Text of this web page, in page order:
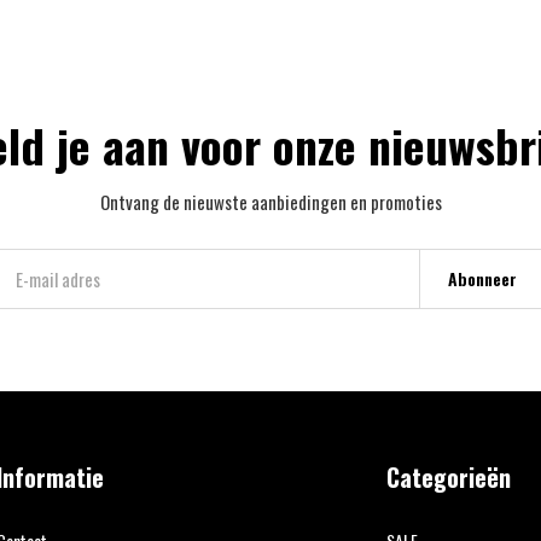
je aan voor onze
Ontvang de nieuwste aanbiedingen en promoties
Abonneer
Categorieën